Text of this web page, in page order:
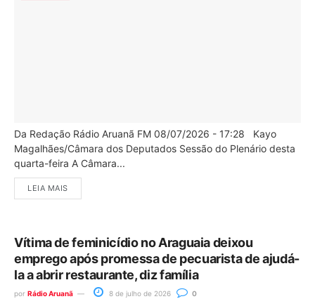
Da Redação Rádio Aruanã FM 08/07/2026 - 17:28 Kayo
Magalhães/Câmara dos Deputados Sessão do Plenário desta
quarta-feira A Câmara...
LEIA MAIS
Vítima de feminicídio no Araguaia deixou
emprego após promessa de pecuarista de ajudá-
la a abrir restaurante, diz família
por Rádio Aruanã 8 de julho de 2026 0